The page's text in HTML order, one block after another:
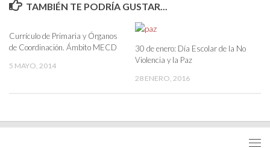
TAMBIÉN TE PODRÍA GUSTAR...
Currículo de Primaria y Órganos
de Coordinación. Ámbito MECD
5 MAYO, 2014
30 de enero: Día Escolar de la No
Violencia y la Paz
28 ENERO, 2016